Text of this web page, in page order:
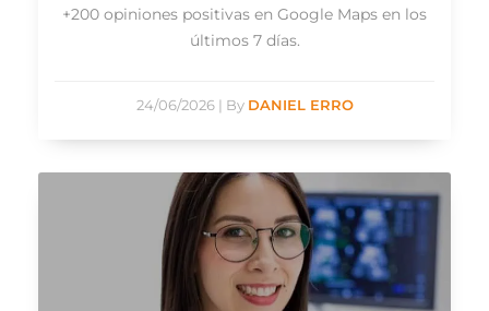
+200 opiniones positivas en Google Maps en los
últimos 7 días.
24/06/2026 | By DANIEL ERRO